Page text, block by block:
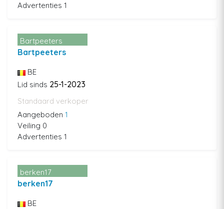
Advertenties 1
Bartpeeters
Bartpeeters
BE
Lid sinds 25-1-2023
Standaard verkoper
Aangeboden 1
Veiling 0
Advertenties 1
berken17
berken17
BE